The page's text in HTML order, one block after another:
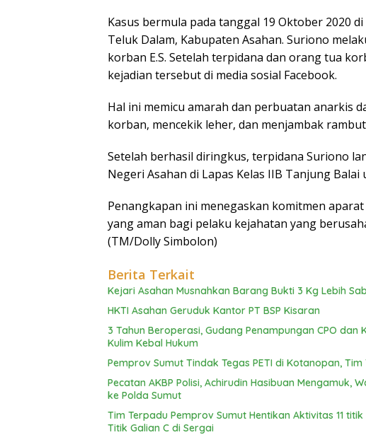
Kasus bermula pada tanggal 19 Oktober 2020
Teluk Dalam, Kabupaten Asahan. Suriono
korban E.S. Setelah terpidana dan orang tua
kejadian tersebut di media sosial Facebook.
Hal ini memicu amarah dan perbuatan anarkis
korban, mencekik leher, dan menjambak
Setelah berhasil diringkus, terpidana Suriono
Negeri Asahan di Lapas Kelas IIB Tanjung
Penangkapan ini menegaskan komitmen
yang aman bagi pelaku kejahatan yang
(TM/Dolly Simbolon)
Berita Terkait
Kejari Asahan Musnahkan Barang Bukti 3 Kg Lebih
HKTI Asahan Geruduk Kantor PT BSP Kisaran
3 Tahun Beroperasi, Gudang Penampungan CPO dan
Kulim Kebal Hukum
Pemprov Sumut Tindak Tegas PETI di Kotanopan,
Pecatan AKBP Polisi, Achirudin Hasibuan Mengamuk,
ke Polda Sumut
Tim Terpadu Pemprov Sumut Hentikan Aktivitas 11
Titik Galian C di Sergai